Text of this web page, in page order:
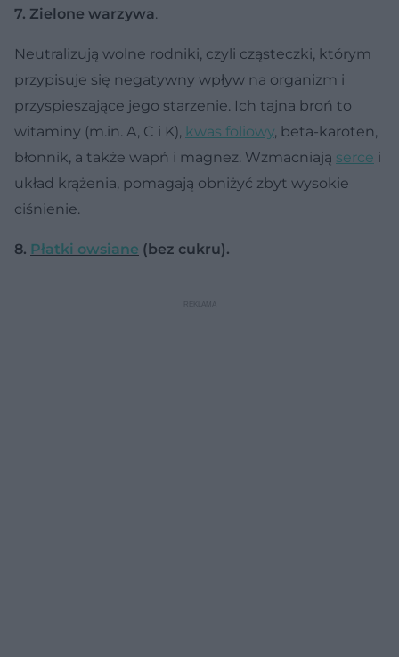
7. Zielone warzywa.
Neutralizują wolne rodniki, czyli cząsteczki, którym
przypisuje się negatywny wpływ na organizm i
przyspieszające jego starzenie. Ich tajna broń to
witaminy (m.in. A, C i K), kwas foliowy, beta-karoten,
błonnik, a także wapń i magnez. Wzmacniają serce i
układ krążenia, pomagają obniżyć zbyt wysokie
ciśnienie.
8. Płatki owsiane (bez cukru).